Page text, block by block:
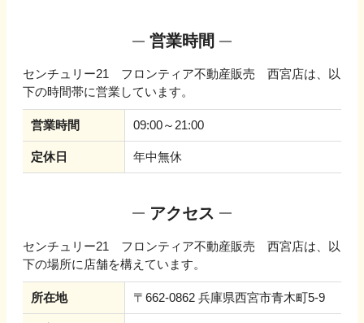
営業時間
センチュリー21 フロンティア不動産販売 西宮店は、以
下の時間帯に営業しています。
営業時間 09:00～21:00
定休日 年中無休
アクセス
センチュリー21 フロンティア不動産販売 西宮店は、以
下の場所に店舗を構えています。
所在地 〒662-0862 兵庫県西宮市青木町5-9